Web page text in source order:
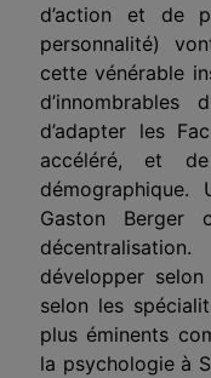
d’action et de
personnalité)
cette vénérable
d’adapter les
accéléré, et
Gaston Berger
développer
selon les
plus éminents
la psychologie à